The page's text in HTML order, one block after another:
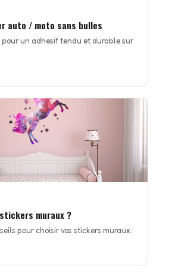
auto / moto sans bulles
un adhesif tendu et durable sur
muraux ?
pour choisir vos stickers muraux.